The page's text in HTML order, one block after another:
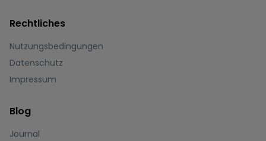
Rechtliches
Nutzungsbedingungen
Datenschutz
Impressum
Blog
Journal